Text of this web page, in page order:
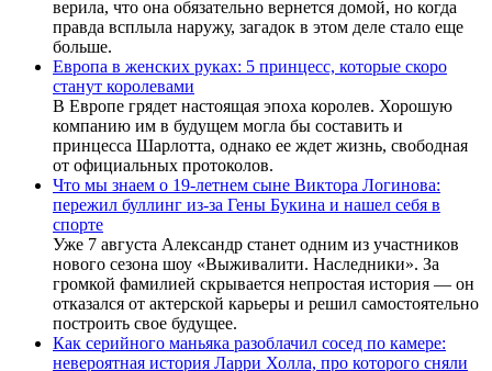
верила, что она обязательно вернется домой, но когда
правда всплыла наружу, загадок в этом деле стало еще
больше.
Европа в женских руках: 5 принцесс, которые скоро
станут королевами
В Европе грядет настоящая эпоха королев. Хорошую
компанию им в будущем могла бы составить и
принцесса Шарлотта, однако ее ждет жизнь, свободная
от официальных протоколов.
Что мы знаем о 19-летнем сыне Виктора Логинова:
пережил буллинг из-за Гены Букина и нашел себя в
спорте
Уже 7 августа Александр станет одним из участников
нового сезона шоу «Выживалити. Наследники». За
громкой фамилией скрывается непростая история — он
отказался от актерской карьеры и решил самостоятельно
построить свое будущее.
Как серийного маньяка разоблачил сосед по камере:
невероятная история Ларри Холла, про которого сняли